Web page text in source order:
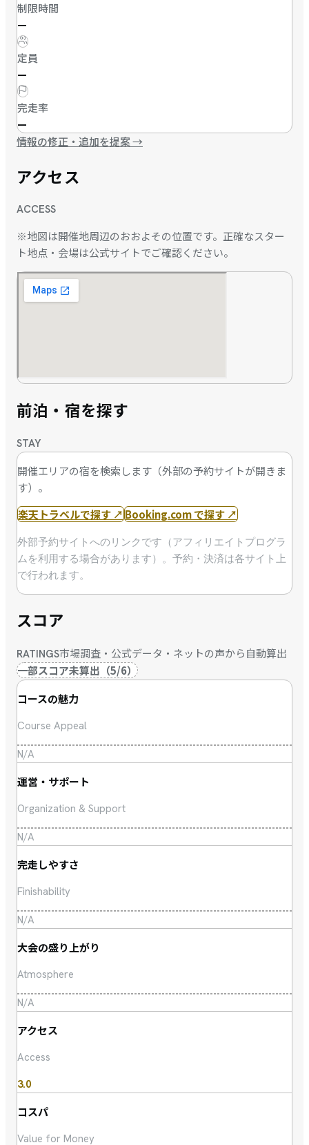
制限時間
—
定員
—
完走率
—
情報の修正・追加を提案→
アクセス
ACCESS
※地図は開催地周辺のおおよその位置です。正確なスター
ト地点・会場は公式サイトでご確認ください。
前泊・宿を探す
STAY
開催エリアの宿を検索します（外部の予約サイトが開きま
す）。
楽天トラベルで探す ↗Booking.com で探す ↗
外部予約サイトへのリンクです（アフィリエイトプログラ
ムを利用する場合があります）。予約・決済は各サイト上
で行われます。
スコア
RATINGS市場調査・公式データ・ネットの声から自動算出
一部スコア未算出 （5/6）
コースの魅力
Course Appeal
N/A
運営・サポート
Organization & Support
N/A
完走しやすさ
Finishability
N/A
大会の盛り上がり
Atmosphere
N/A
アクセス
Access
3.0
コスパ
Value for Money